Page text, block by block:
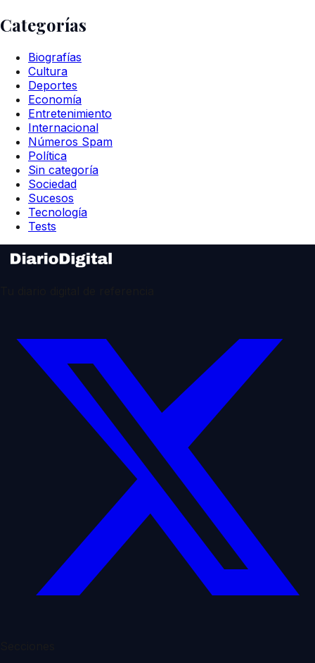
Categorías
Biografías
Cultura
Deportes
Economía
Entretenimiento
Internacional
Números Spam
Política
Sin categoría
Sociedad
Sucesos
Tecnología
Tests